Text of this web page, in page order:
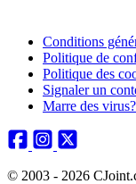
Conditions
Politique de
Politique des
Signaler un
Marre des virus?
© 2003 - 2026